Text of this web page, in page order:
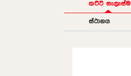
කට්ටි සැලැස්ම
ස්ථානය